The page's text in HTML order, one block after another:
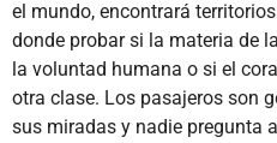
el mundo, encontrará
donde probar si la materia de
la voluntad humana o si el
otra clase. Los pasajeros son
sus miradas y nadie pregunta